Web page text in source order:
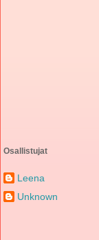
Osallistujat
Leena
Unknown